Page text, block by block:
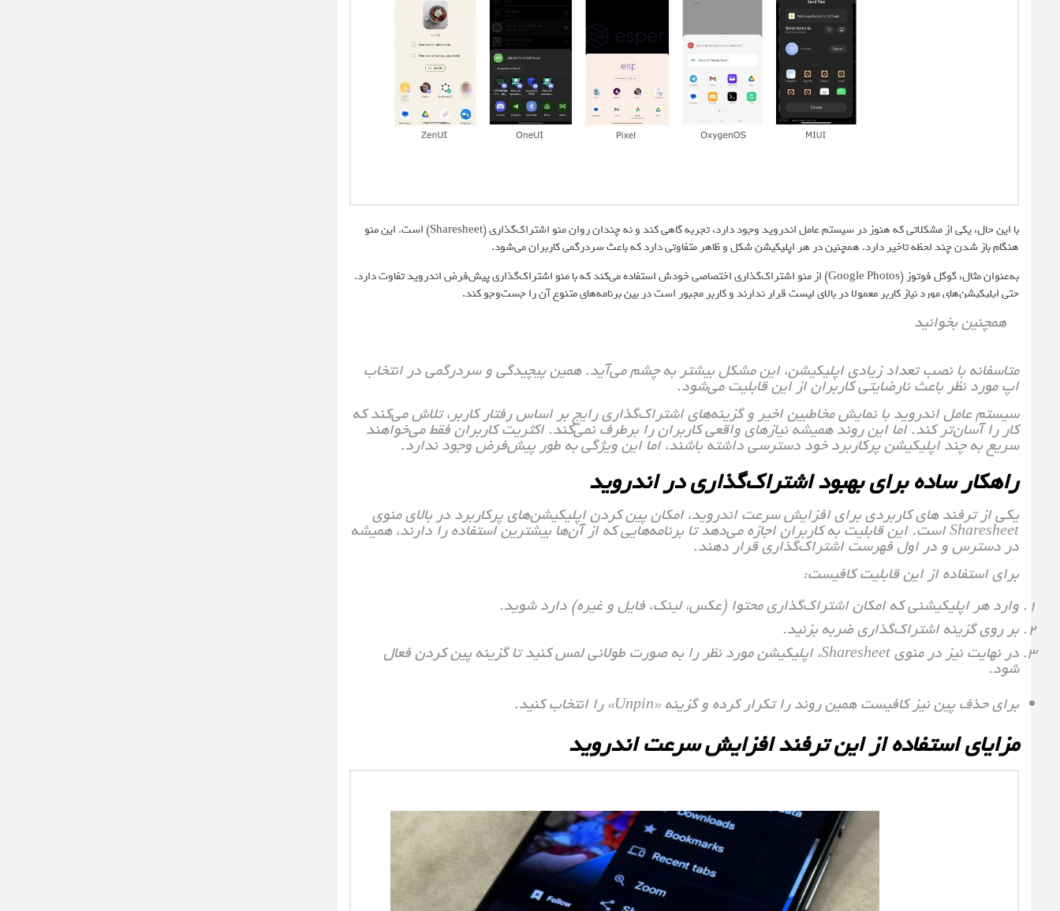
با این حال، یکی از مشکلاتی که هنوز در سیستم عامل اندروید وجود دارد، تجربه گاهی کند و نه چندان روان منو اشتراک‌گذاری (Sharesheet) است. این منو
هنگام باز شدن چند لحظه تاخیر دارد. همچنین در هر اپلیکیشن شکل و ظاهر متفاوتی دارد که باعث سردرگمی کاربران می‌شود.
به‌عنوان مثال، گوگل فوتوز (Google Photos) از منو اشتراک‌گذاری اختصاصی خودش استفاده می‌کند که با منو اشتراک‌گذاری پیش‌فرض اندروید تفاوت دارد.
حتی اپلیکیشن‌های مورد نیاز کاربر معمولا در بالای لیست قرار ندارند و کاربر مجبور است در بین برنامه‌های متنوع آن را جست‌وجو کند.
همچنین بخوانید
متاسفانه با نصب تعداد زیادی اپلیکیشن، این مشکل بیشتر به‌ چشم می‌آید. همین پیچیدگی و سردرگمی در انتخاب
اپ مورد نظر باعث نارضایتی کاربران از این قابلیت می‌شود.
سیستم عامل اندروید با نمایش مخاطبین اخیر و گزینه‌های اشتراک‌گذاری رایج بر اساس رفتار کاربر، تلاش می‌کند که
کار را آسان‌تر کند. اما این روند همیشه نیازهای واقعی کاربران را برطرف نمی‌کند. اکثریت کاربران فقط می‌خواهند
سریع به چند اپلیکیشن پرکاربرد خود دسترسی داشته باشند، اما این ویژگی به طور پیش‌فرض وجود ندارد.
راهکار ساده برای بهبود اشتراک‌گذاری در اندروید
یکی از ترفند های کاربردی برای افزایش سرعت اندروید، امکان پین کردن اپلیکیشن‌های پرکاربرد در بالای منوی
Sharesheet است. این قابلیت به کاربران اجازه می‌دهد تا برنامه‌هایی که از آن‌ها بیشترین استفاده را دارند، همیشه
در دسترس و در اول فهرست اشتراک‌گذاری قرار دهند.
برای استفاده از این قابلیت کافیست:
وارد هر اپلیکیشنی که امکان اشتراک‌گذاری محتوا (عکس، لینک، فایل و غیره) دارد شوید.
بر روی گزینه اشتراک‌گذاری ضربه بزنید.
در نهایت نیز در منوی Sharesheet، اپلیکیشن مورد نظر را به صورت طولانی لمس کنید تا گزینه پین کردن فعال
شود.
برای حذف پین نیز کافیست همین روند را تکرار کرده و گزینه «Unpin» را انتخاب کنید.
مزایای استفاده از این ترفند افزایش سرعت اندروید